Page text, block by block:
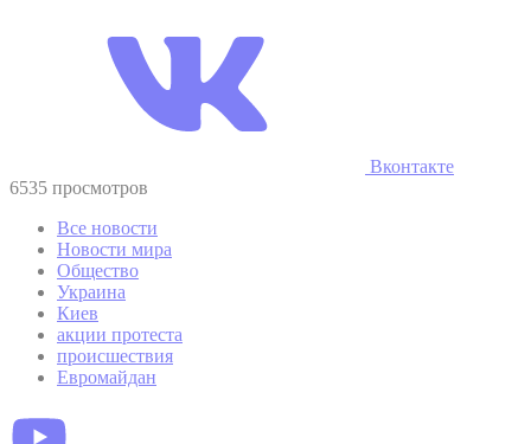
Вконтакте
6535 просмотров
Все новости
Новости мира
Общество
Украина
Киев
акции протеста
происшествия
Евромайдан